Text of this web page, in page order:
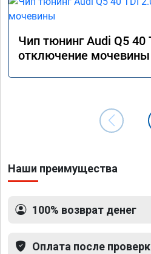
Чип тюнинг Audi Q5 40
отключение мочевины
Наши преимущества
100% возврат денег
Оплата после